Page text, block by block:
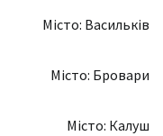
Місто: Васильків
Місто: Бровари
Місто: Калуш